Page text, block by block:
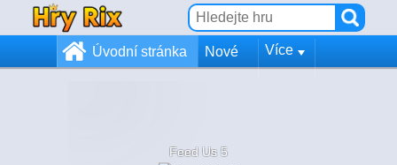
Úvodní stránka Nové Více
Feed Us 5